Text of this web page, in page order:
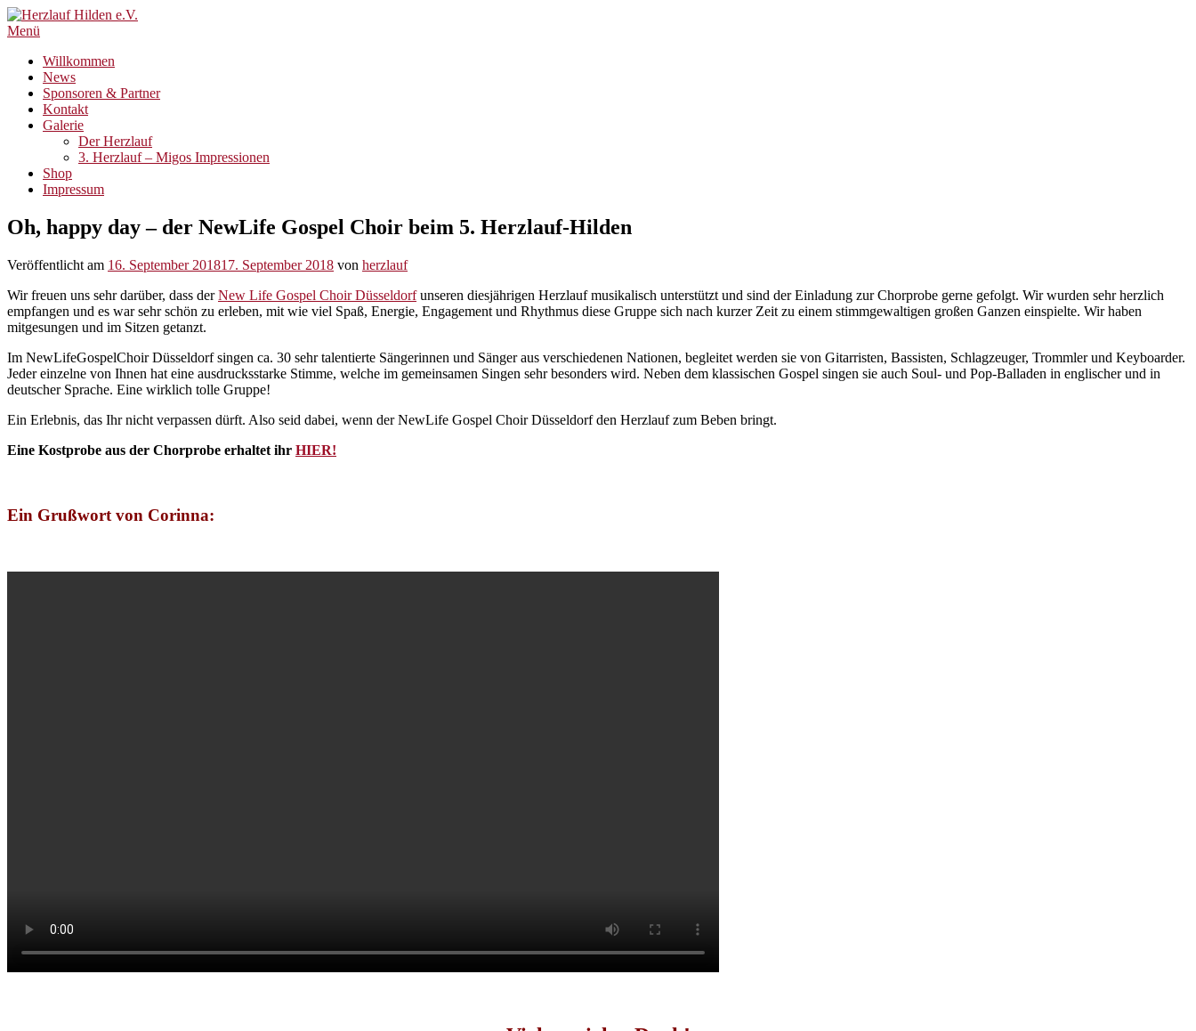
Zum
Inhalt
Menü
Willkommen
News
Sponsoren & Partner
Kontakt
Galerie
Der Herzlauf
3. Herzlauf – Migos Impressionen
Shop
Impressum
Oh, happy day – der NewLife Gospel Choir beim 5. Herzlauf-Hilden
Veröffentlicht am 16. September 201817. September 2018 von herzlauf
Wir freuen uns sehr darüber, dass derNew Life Gospel Choir Düsseldorfunseren diesjährigen Herzlauf musikalisch unterstützt und sind der Einladung zur Chorprobe gerne gefolgt. Wir wurden sehr herzlich
empfangen und es war sehr schön zu erleben, mit wie viel Spaß, Energie, Engagement und Rhythmus diese Gruppe sich nach kurzer Zeit zu einem stimmgewaltigen großen Ganzen einspielte. Wir haben
mitgesungen und im Sitzen getanzt.
Im NewLifeGospelChoir Düsseldorf singen ca. 30 sehr talentierte Sängerinnen und Sänger aus verschiedenen Nationen, begleitet werden sie von Gitarristen, Bassisten, Schlagzeuger, Trommler und Keyboarder.
Jeder einzelne von Ihnen hat eine ausdrucksstarke Stimme, welche im gemeinsamen Singen sehr besonders wird. Neben dem klassischen Gospel singen sie auch Soul- und Pop-Balladen in englischer und in
deutscher Sprache. Eine wirklich tolle Gruppe!
Ein Erlebnis, das Ihr nicht verpassen dürft. Also seid dabei, wenn der NewLife Gospel Choir Düsseldorf den Herzlauf zum Beben bringt.
Eine Kostprobe aus der Chorprobe erhaltet ihr HIER!
Ein Grußwort von Corinna: